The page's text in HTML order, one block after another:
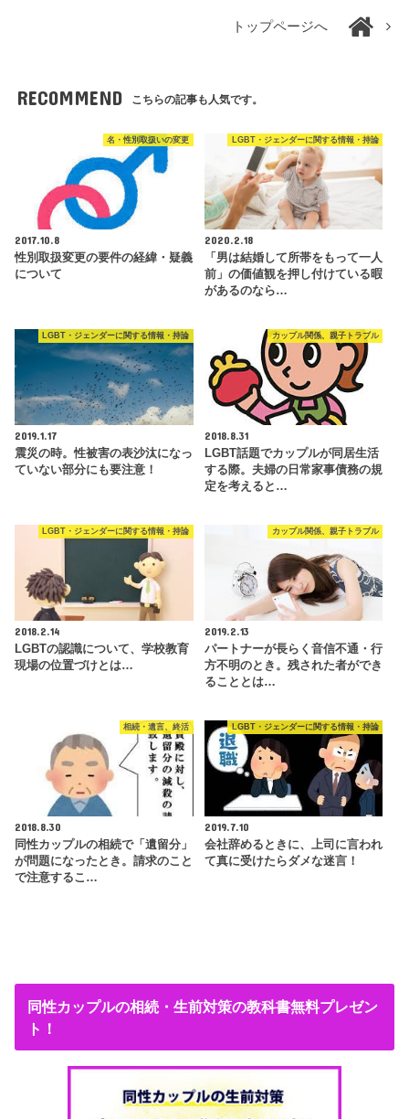
トップページへ
RECOMMEND こちらの記事も人気です。
名・性別取扱いの変更
2017.10.8
性別取扱変更の要件の経緯・疑義
について
LGBT・ジェンダーに関する情報・持論
2020.2.18
「男は結婚して所帯をもって一人
前」の価値観を押し付けている暇
があるのなら…
LGBT・ジェンダーに関する情報・持論
2019.1.17
震災の時。性被害の表沙汰になっ
ていない部分にも要注意！
カップル関係、親子トラブル
2018.8.31
LGBT話題でカップルが同居生活
する際。夫婦の日常家事債務の規
定を考えると…
LGBT・ジェンダーに関する情報・持論
2018.2.14
LGBTの認識について、学校教育
現場の位置づけとは…
カップル関係、親子トラブル
2019.2.13
パートナーが長らく音信不通・行
方不明のとき。残された者ができ
ることとは…
相続・遺言、終活
2018.8.30
同性カップルの相続で「遺留分」
が問題になったとき。請求のこと
で注意するこ…
LGBT・ジェンダーに関する情報・持論
2019.7.10
会社辞めるときに、上司に言われ
て真に受けたらダメな迷言！
同性カップルの相続・生前対策の教科書無料プレゼン
ト！